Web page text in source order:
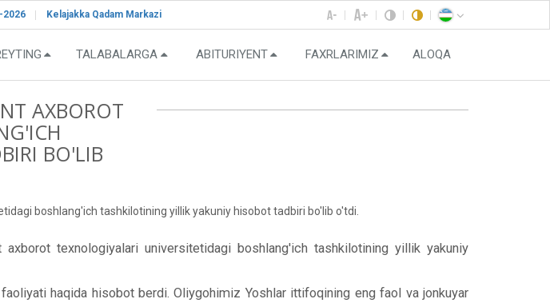
2026 Kelajakka Qadam Markazi
TALABALARGA ABITURIYENT FAXRLARIMIZ ALOQA
AXBOROT
BO'LIB
boshlang'ich tashkilotining yillik yakuniy hisobot tadbiri bo'lib o'tdi.
texnologiyalari universitetidagi boshlang'ich tashkilotining yillik yakuniy
haqida hisobot berdi. Oliygohimiz Yoshlar ittifoqining eng faol va jonkuyar